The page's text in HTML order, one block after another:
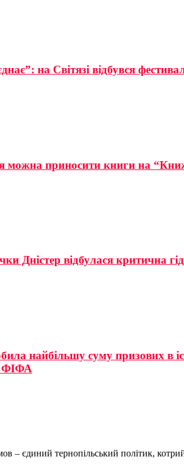
на Світязі відбувся
можна приносити книги на
Дністер відбулася критична
найбільшу суму призових в
ФІФА
– єдиний тернопільський політик,